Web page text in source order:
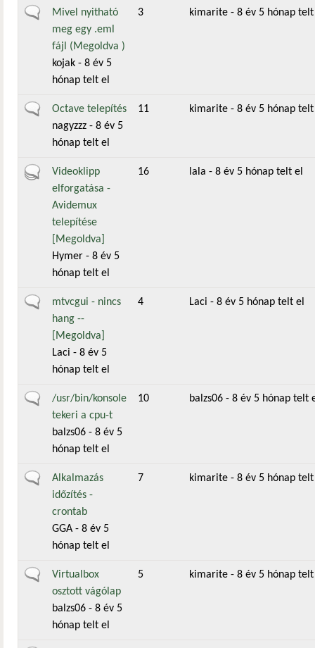
Általános téma
Mivel nyitható
meg egy .eml
fájl (Megoldva )
kojak - 8 év 5
hónap telt el
3 kimarite - 8 év 5 hónap
Általános téma
Octave telepítés
nagyzzz - 8 év 5
hónap telt el
11 kimarite - 8 év 5 hónap
Aktív témaVideoklipp
elforgatása -
Avidemux
telepítése
[Megoldva]
Hymer - 8 év 5
hónap telt el
16 lala - 8 év 5 hónap telt el
Általános téma
mtvcgui - nincs
hang --
[Megoldva]
Laci - 8 év 5
hónap telt el
4 Laci - 8 év 5 hónap telt el
Általános téma
/usr/bin/konsole
tekeri a cpu-t
balzs06 - 8 év 5
hónap telt el
10 balzs06 - 8 év 5 hónap telt
Általános téma
Alkalmazás
időzítés -
crontab
GGA - 8 év 5
hónap telt el
7 kimarite - 8 év 5 hónap
Általános téma
Virtualbox
osztott vágólap
balzs06 - 8 év 5
hónap telt el
5 kimarite - 8 év 5 hónap